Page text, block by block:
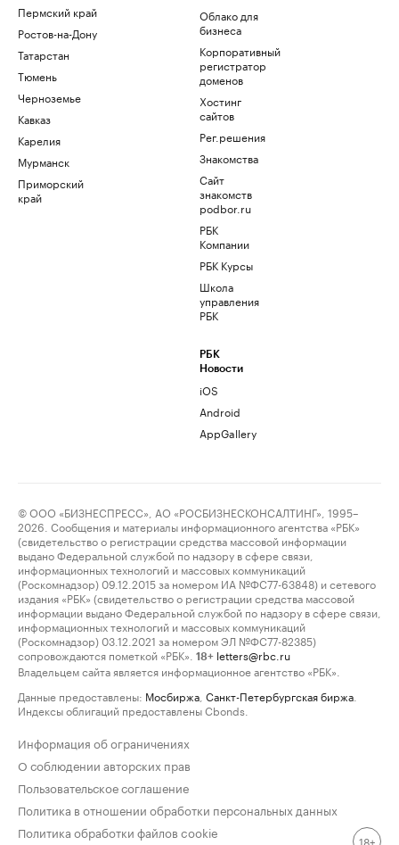
Пермский край
Ростов-на-Дону
Татарстан
Тюмень
Черноземье
Кавказ
Карелия
Мурманск
Приморский
край
Облако для
бизнеса
Корпоративный
регистратор
доменов
Хостинг
сайтов
Рег.решения
Знакомства
Сайт
знакомств
podbor.ru
РБК
Компании
РБК Курсы
Школа
управления
РБК
РБК
Новости
iOS
Android
AppGallery
© ООО «БИЗНЕСПРЕСС», АО «РОСБИЗНЕСКОНСАЛТИНГ», 1995–
2026. Сообщения и материалы информационного агентства «РБК»
(свидетельство о регистрации средства массовой информации
выдано Федеральной службой по надзору в сфере связи,
информационных технологий и массовых коммуникаций
(Роскомнадзор) 09.12.2015 за номером ИА №ФС77-63848) и сетевого
издания «РБК» (свидетельство о регистрации средства массовой
информации выдано Федеральной службой по надзору в сфере связи,
информационных технологий и массовых коммуникаций
(Роскомнадзор) 03.12.2021 за номером ЭЛ №ФС77-82385)
сопровождаются пометкой «РБК».
18+ letters@rbc.ru
Владельцем сайта является информационное агентство «РБК».
Данные предоставлены: Мосбиржа Санкт-Петербургская биржа
Индексы облигаций предоставлены Cbonds.
Информация об ограничениях
О соблюдении авторских прав
Пользовательское соглашение
Политика в отношении обработки персональных данных
Политика обработки файлов cookie
18+